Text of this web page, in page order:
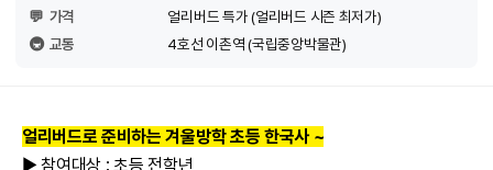
💬 가격
얼리버드 특가 (얼리버드 시즌 최저가)
🚇 교통 4호선 이촌역 (국립중앙박물관)
얼리버드로 준비하는 겨울방학 초등 한국사 ~
▶ 참여대상 : 초등 전학년